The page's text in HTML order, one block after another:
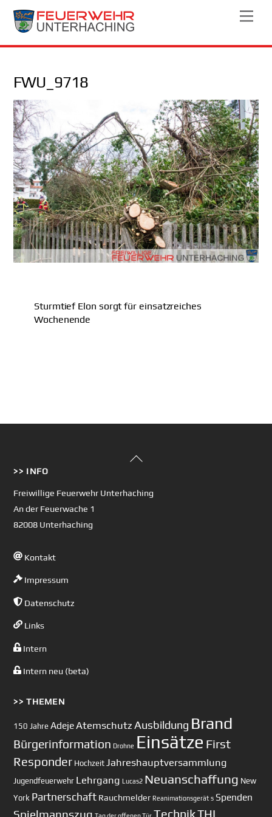
Skip
FWU_9718
Sturmtief Elon sorgt für einsatzreiches
Wochenende
Back
>> INFO
Freiwillige Feuerwehr Unterhaching
An der Feuerwache 1
82008 Unterhaching
Kontakt
Impressum
Datenschutz
Links
Intern
Intern neu (beta)
>> THEMEN
150 Jahre AdejeAtemschutz Ausbildung Brand
Bürgerinformation Drohne Einsätze First
Responder Hochzeit Jahreshauptversammlung
Jugendfeuerwehr Lehrgang Lucas2 Neuanschaffung New
York Partnerschaft Rauchmelder Reanimationsgerät s Spenden
Spielmannszug TechnikTHL